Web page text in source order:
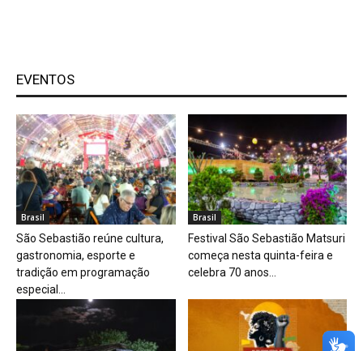
EVENTOS
Brasil
São Sebastião reúne cultura,
gastronomia, esporte e
tradição em programação
especial...
Brasil
Festival São Sebastião Matsuri
começa nesta quinta-feira e
celebra 70 anos...